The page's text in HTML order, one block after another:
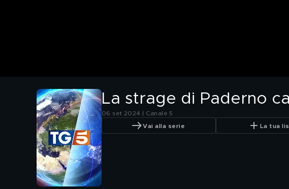
La strage di Paderno
06 set 2024 | Canale 5
Vai alla serie La tua